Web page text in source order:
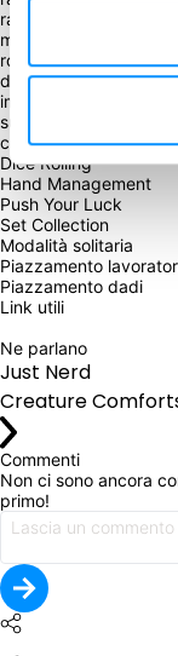
raccogliere oggetti
mentre il mondo
round invierai i
di raccogliere
impareranno una
successiva. All fine
confortevole.
Dice Rolling
Hand Management
Push Your Luck
Set Collection
Modalità solitaria
Piazzamento
Piazzamento dadi
Link utili
Ne parlano
Just Nerd
Creature
Commenti
Non ci sono ancora
primo!